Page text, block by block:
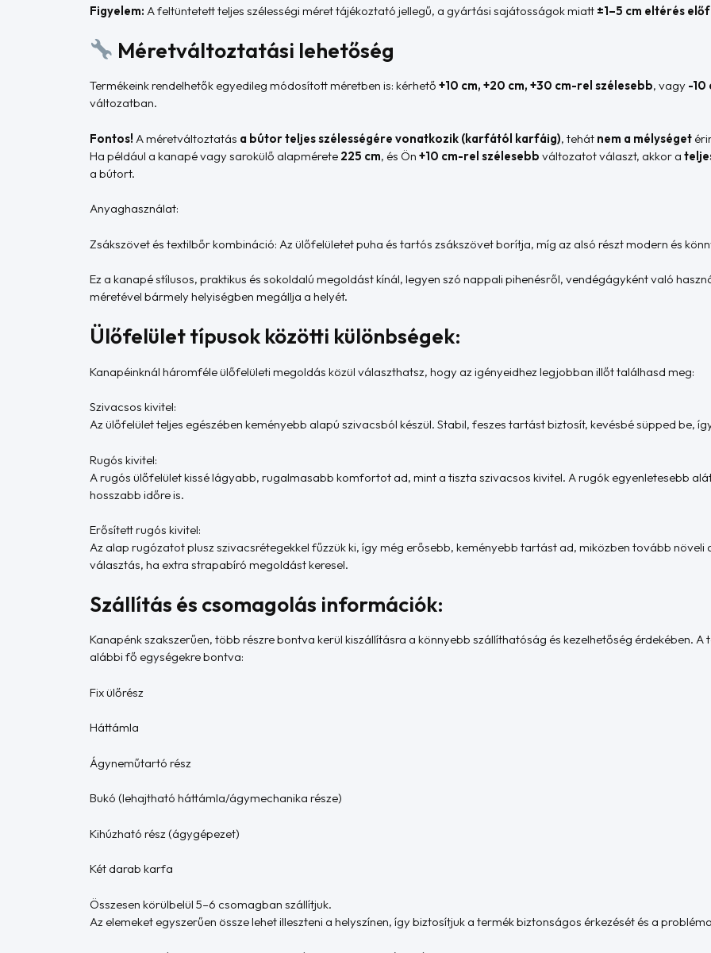
Figyelem: A feltüntetett teljes szélességi méret tájékoztató jellegű, a gyártási sajátosságok miatt ±1–5 cm eltérés
Méretváltoztatási lehetőség
Termékeink rendelhetők egyedileg módosított méretben is: kérhető+10 cm, +20 cm, +30 cm-rel szélesebb, vagy -10
változatban.
Fontos! A méretváltoztatás a bútor teljes szélességére vonatkozik (karfától karfáig), tehát nem a mélységet
Ha például a kanapé vagy sarokülő alapmérete 225 cm, és Ön+10 cm-rel szélesebb változatot választ, akkor a
a bútort.
Anyaghasználat:
Zsákszövet és textilbőr kombináció: Az ülőfelületet puha és tartós zsákszövet borítja, míg az alsó részt modern és
Ez a kanapé stílusos, praktikus és sokoldalú megoldást kínál, legyen szó nappali pihenésről, vendégágyként való
méretével bármely helyiségben megállja a helyét.
Ülőfelület típusok közötti különbségek:
Kanapéinknál háromféle ülőfelületi megoldás közül választhatsz, hogy az igényeidhez legjobban illőt találhasd meg:
Szivacsos kivitel:
Az ülőfelület teljes egészében keményebb alapú szivacsból készül. Stabil, feszes tartást biztosít, kevésbé süpped be,
Rugós kivitel:
A rugós ülőfelület kissé lágyabb, rugalmasabb komfortot ad, mint a tiszta szivacsos kivitel. A rugók egyenletesebb
hosszabb időre is.
Erősített rugós kivitel:
Az alap rugózatot plusz szivacsrétegekkel fűzzük ki, így még erősebb, keményebb tartást ad, miközben tovább
választás, ha extra strapabíró megoldást keresel.
Szállítás és csomagolás információk:
Kanapénk szakszerűen, több részre bontva kerül kiszállításra a könnyebb szállíthatóság és kezelhetőség érdekében.
alábbi fő egységekre bontva:
Fix ülőrész
Háttámla
Ágyneműtartó rész
Bukó (lehajtható háttámla/ágymechanika része)
Kihúzható rész (ágygépezet)
Két darab karfa
Összesen körülbelül 5–6 csomagban szállítjuk.
Az elemeket egyszerűen össze lehet illeszteni a helyszínen, így biztosítjuk a termék biztonságos érkezését és a